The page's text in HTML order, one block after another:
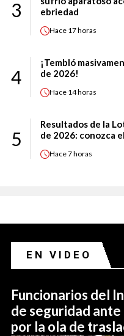
3
ebriedad
Hace 17 horas
4
¡Tembló
de 2026!
Hace 14 horas
5
Resultados de la
de 2026: conozca
Hace7 horas
EN VIDEO
Funcionarios del
de seguridad
por la ola de